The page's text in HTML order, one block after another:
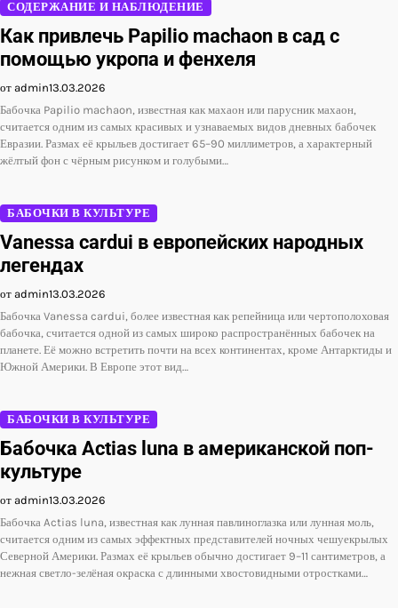
СОДЕРЖАНИЕ И НАБЛЮДЕНИЕ
Как привлечь Papilio machaon в сад с
помощью укропа и фенхеля
от admin13.03.2026
Бабочка Papilio machaon, известная как махаон или парусник махаон,
считается одним из самых красивых и узнаваемых видов дневных бабочек
Евразии. Размах её крыльев достигает 65–90 миллиметров, а характерный
жёлтый фон с чёрным рисунком и голубыми…
БАБОЧКИ В КУЛЬТУРЕ
Vanessa cardui в европейских народных
легендах
от admin13.03.2026
Бабочка Vanessa cardui, более известная как репейница или чертополоховая
бабочка, считается одной из самых широко распространённых бабочек на
планете. Её можно встретить почти на всех континентах, кроме Антарктиды и
Южной Америки. В Европе этот вид…
БАБОЧКИ В КУЛЬТУРЕ
Бабочка Actias luna в американской поп-
культуре
от admin13.03.2026
Бабочка Actias luna, известная как лунная павлиноглазка или лунная моль,
считается одним из самых эффектных представителей ночных чешуекрылых
Северной Америки. Размах её крыльев обычно достигает 9–11 сантиметров, а
нежная светло-зелёная окраска с длинными хвостовидными отростками…